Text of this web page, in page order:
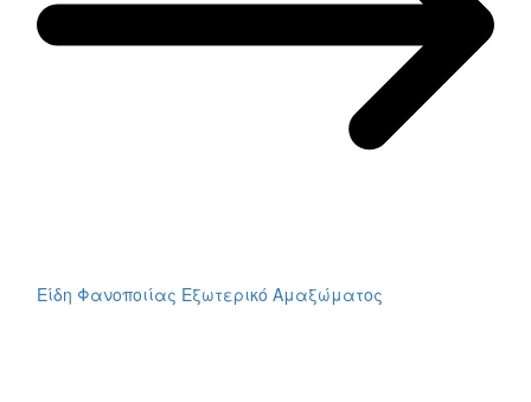
Είδη Φανοποιίας Εξωτερικό Αμαξώματος